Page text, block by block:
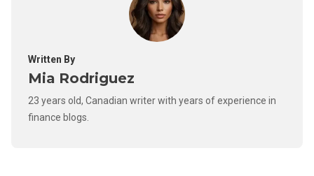
Written By
Mia Rodriguez
23 years old, Canadian writer with years of experience in
finance blogs.